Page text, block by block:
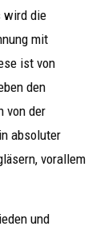
wird die
mit
ist von
den
von der
absoluter
vorallem
und